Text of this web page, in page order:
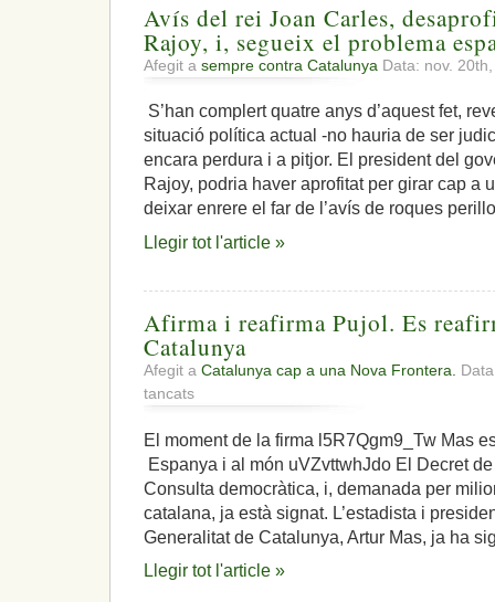
Avís del rei Joan Carles,
Rajoy, i, segueix el problema
Afegit a sempre contra Catalunya Data: nov.
S’han complert quatre anys d’aquest fet,
situació política actual -no hauria de ser
encara perdura i a pitjor. El president del
Rajoy, podria haver aprofitat per girar cap a
deixar enrere el far de l’avís de roques
Llegir tot l'article »
Afirma i reafirma Pujol. Es
Catalunya
Afegit a Catalunya cap a una Nova Frontera.
tancats
Afirma
reafirma
Pujol.
Es
la
voluntat
Catalunya
El moment de la firma l5R7Qgm9_Tw Mas
Espanya i al món uVZvttwhJdo El Decret
Consulta democràtica, i, demanada per
catalana, ja està signat. L’estadista i
Generalitat de Catalunya, Artur Mas, ja ha
Llegir tot l'article »